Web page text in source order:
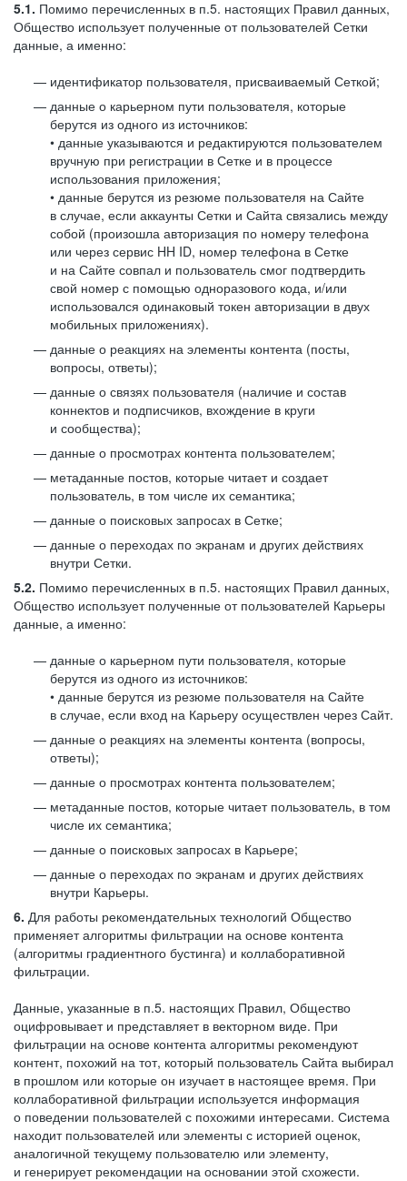
5.1. Помимо перечисленных в п.5. настоящих Правил данных,
Общество использует полученные от пользователей Сетки
данные, а именно:
идентификатор пользователя, присваиваемый Сеткой;
данные о карьерном пути пользователя, которые
берутся из одного из источников:
• данные указываются и редактируются пользователем
вручную при регистрации в Сетке и в процессе
использования приложения;
• данные берутся из резюме пользователя на Сайте
в случае, если аккаунты Сетки и Сайта связались между
собой (произошла авторизация по номеру телефона
или через сервис HH ID, номер телефона в Сетке
и на Сайте совпал и пользователь смог подтвердить
свой номер с помощью одноразового кода, и/или
использовался одинаковый токен авторизации в двух
мобильных приложениях).
данные о реакциях на элементы контента (посты,
вопросы, ответы);
данные о связях пользователя (наличие и состав
коннектов и подписчиков, вхождение в круги
и сообщества);
данные о просмотрах контента пользователем;
метаданные постов, которые читает и создает
пользователь, в том числе их семантика;
данные о поисковых запросах в Сетке;
данные о переходах по экранам и других действиях
внутри Сетки.
5.2. Помимо перечисленных в п.5. настоящих Правил данных,
Общество использует полученные от пользователей Карьеры
данные, а именно:
данные о карьерном пути пользователя, которые
берутся из одного из источников:
• данные берутся из резюме пользователя на Сайте
в случае, если вход на Карьеру осуществлен через Сайт.
данные о реакциях на элементы контента (вопросы,
ответы);
данные о просмотрах контента пользователем;
метаданные постов, которые читает пользователь, в том
числе их семантика;
данные о поисковых запросах в Карьере;
данные о переходах по экранам и других действиях
внутри Карьеры.
6. Для работы рекомендательных технологий Общество
применяет алгоритмы фильтрации на основе контента
(алгоритмы градиентного бустинга) и коллаборативной
фильтрации.
Данные, указанные в п.5. настоящих Правил, Общество
оцифровывает и представляет в векторном виде. При
фильтрации на основе контента алгоритмы рекомендуют
контент, похожий на тот, который пользователь Сайта выбирал
в прошлом или которые он изучает в настоящее время. При
коллаборативной фильтрации используется информация
о поведении пользователей с похожими интересами. Система
находит пользователей или элементы с историей оценок,
аналогичной текущему пользователю или элементу,
и генерирует рекомендации на основании этой схожести.